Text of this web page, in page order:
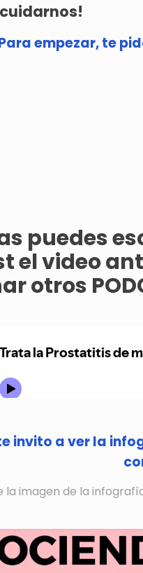
empezar, te
puedes
el video
otros
invito a ver la
la imagen de la